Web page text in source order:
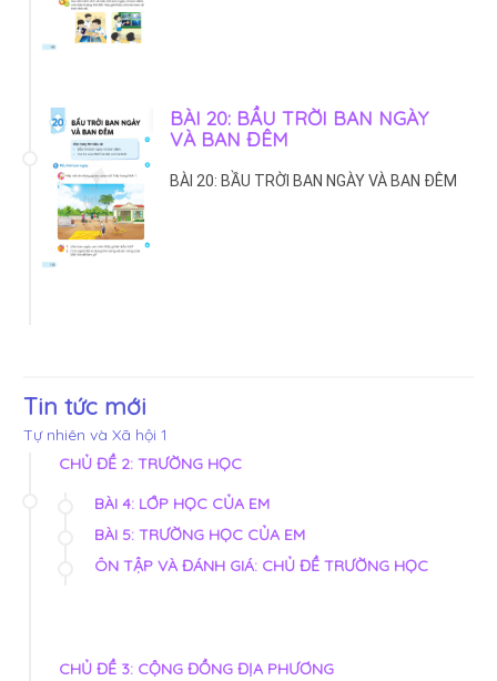
BÀI 20: BẦU TRỜI BAN NGÀY
VÀ BAN ĐÊM
BÀI 20: BẦU TRỜI BAN NGÀY VÀ BAN ĐÊM
Tin tức mới
Tự nhiên và Xã hội 1
CHỦ ĐỀ 2: TRƯỜNG HỌC
BÀI 4: LỚP HỌC CỦA EM
BÀI 5: TRƯỜNG HỌC CỦA EM
ÔN TẬP VÀ ĐÁNH GIÁ: CHỦ ĐỀ TRƯỜNG HỌC
CHỦ ĐỀ 3: CỘNG ĐỒNG ĐỊA PHƯƠNG